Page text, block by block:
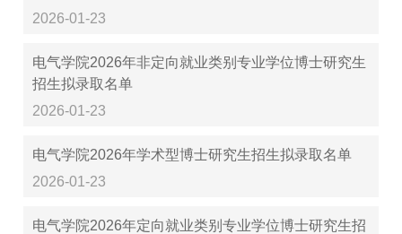
2026-01-23
电气学院2026年非定向就业类别专业学位博士研究生
招生拟录取名单
2026-01-23
电气学院2026年学术型博士研究生招生拟录取名单
2026-01-23
电气学院2026年定向就业类别专业学位博士研究生招